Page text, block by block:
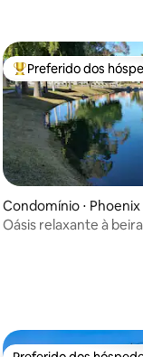
média de 5,
Entre os melhores
Preferido dos
Condomínio ⋅ Phoenix
Oásis relaxante à